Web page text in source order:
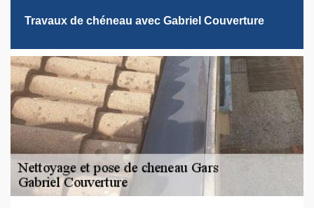
Travaux de chéneau avec Gabriel Couverture